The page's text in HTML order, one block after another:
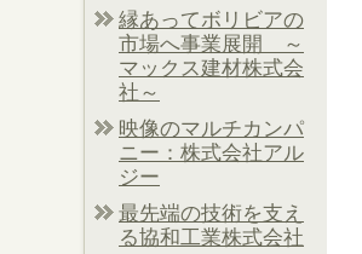
縁あってボリビアの
市場へ事業展開 ～
マックス建材株式会
社～
映像のマルチカンパ
ニー：株式会社アル
ジー
最先端の技術を支え
る協和工業株式会社